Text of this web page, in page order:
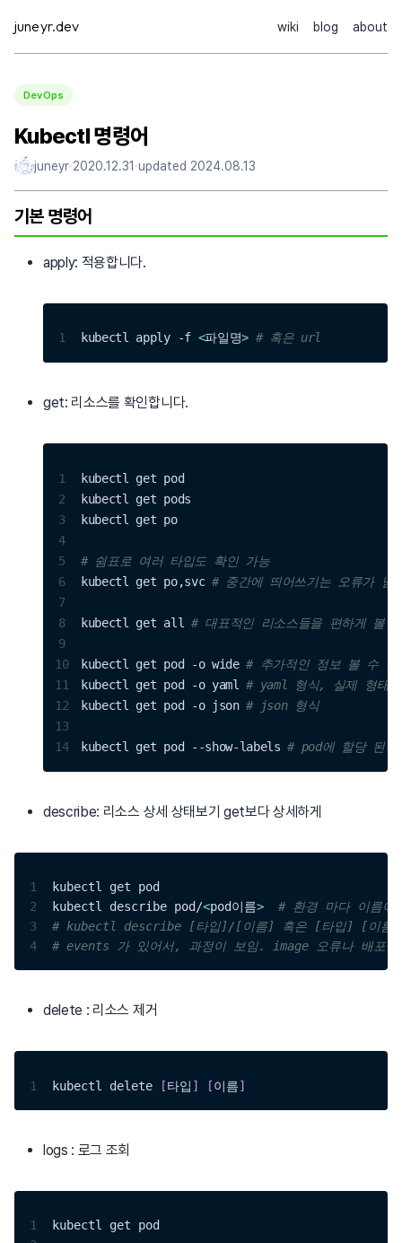
to
content
juneyr.dev wiki blog about
DevOps
Kubectl 명령어
juneyr·2020.12.31 ·updated 2024.08.13
기본 명령어
apply: 적용합니다.
1 kubectl apply -f <파일명> # 혹은 url
get: 리소스를 확인합니다.
1
kubectl get pod
2
kubectl get pods
3
kubectl get po
4
5
# 쉼표로 여러 타입도 확인 가능
6
kubectl get po,svc # 중간에 띄어쓰기는 오류가 남
7
8
kubectl get all # 대표적인 리소스들을 편하게 볼
9
10
kubectl get pod -o wide # 추가적인 정보 볼 수
11
kubectl get pod -o yaml # yaml 형식, 실제 형태
12
kubectl get pod -o json # json 형식
13
14
kubectl get pod --show-labels # pod에 할당 된
describe: 리소스 상세 상태보기 get보다 상세하게
1
kubectl get pod
2
kubectl describe pod/<pod이름>
# 환경 마다 이름이
3
# kubectl describe [타입]/[이름] 혹은 [타입] [이름]
4
# events 가 있어서, 과정이 보임. image 오류나 배포
delete : 리소스 제거
1 kubectl delete [타입 ] [이름]
logs : 로그 조회
1
kubectl get pod